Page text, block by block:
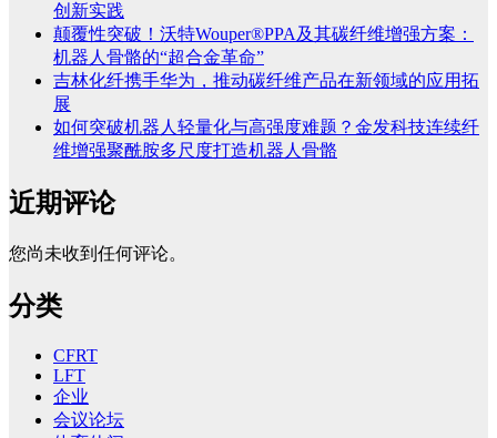
创新实践
颠覆性突破！沃特Wouper®PPA及其碳纤维增强方案：
机器人骨骼的“超合金革命”
吉林化纤携手华为，推动碳纤维产品在新领域的应用拓
展
如何突破机器人轻量化与高强度难题？金发科技连续纤
维增强聚酰胺多尺度打造机器人骨骼
近期评论
您尚未收到任何评论。
分类
CFRT
LFT
企业
会议论坛